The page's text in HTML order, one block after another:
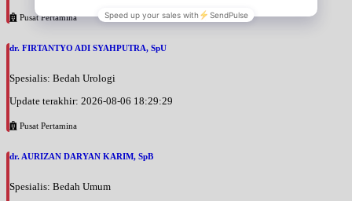
Pusat Pertamina
dr. FIRTANTYO ADI SYAHPUTRA, SpU
Spesialis: Bedah Urologi
Update terakhir: 2026-08-06 18:29:29
Pusat Pertamina
dr. AURIZAN DARYAN KARIM, SpB
Spesialis: Bedah Umum